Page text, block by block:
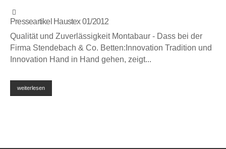
Presseartikel Haustex 01/2012
Qualität und Zuverlässigkeit Montabaur - Dass bei der
Firma Stendebach & Co. Betten:Innovation Tradition und
Innovation Hand in Hand gehen, zeigt...
weiterlesen